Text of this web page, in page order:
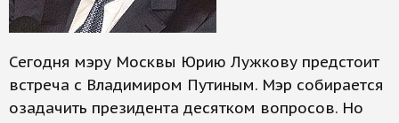
Сегодня мэру Москвы Юрию Лужкову предстоит
встреча с Владимиром Путиным. Мэр собирается
озадачить президента десятком вопросов. Но